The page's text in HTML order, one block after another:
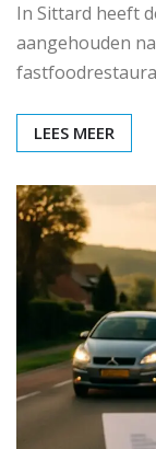
In Sittard heeft
aangehouden
LEES MEER